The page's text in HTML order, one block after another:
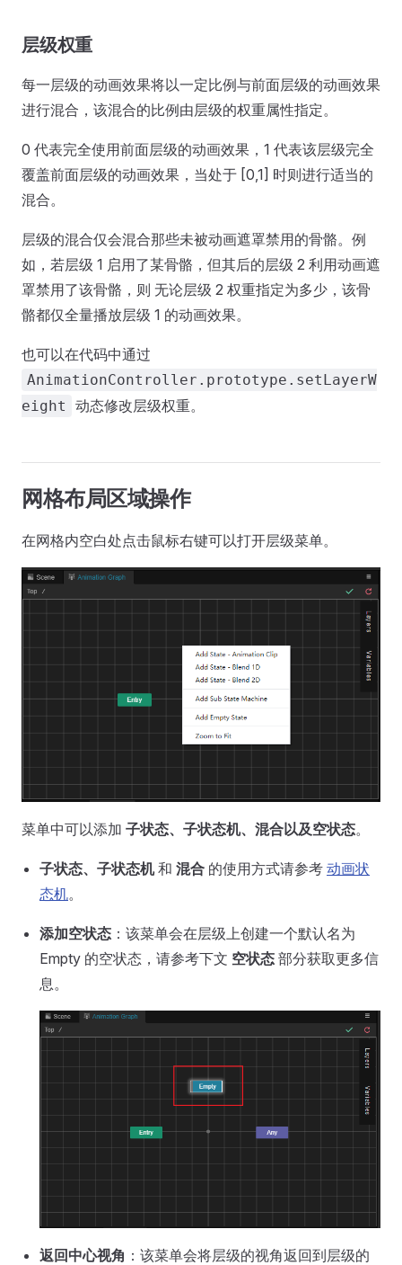
层级权重
每一层级的动画效果将以一定比例与前面层级的动画效果
进行混合，该混合的比例由层级的权重属性指定。
0 代表完全使用前面层级的动画效果，1 代表该层级完全
覆盖前面层级的动画效果，当处于 [0,1] 时则进行适当的
混合。
层级的混合仅会混合那些未被动画遮罩禁用的骨骼。例
如，若层级 1 启用了某骨骼，但其后的层级 2 利用动画遮
罩禁用了该骨骼，则 无论层级 2 权重指定为多少，该骨
骼都仅全量播放层级 1 的动画效果。
也可以在代码中通过
AnimationController.prototype.setLayerW
eight
动态修改层级权重。
网格布局区域操作
在网格内空白处点击鼠标右键可以打开层级菜单。
菜单中可以添加 子状态、子状态机、混合以及空状态。
子状态、子状态机和 混合 的使用方式请参考 动画状
态机。
添加空状态 ：该菜单会在层级上创建一个默认名为
Empty 的空状态，请参考下文 空状态 部分获取更多信
息。
返回中心视角 ：该菜单会将层级的视角返回到层级的